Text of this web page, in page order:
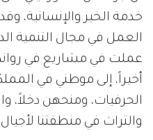
خدمة الخير والإنسانية،
العمل في مجال التنمية
عملت في مشاريع في رواندا
أخيراً، إلى موطني في
الحرفيات، ومنحهن دخلاً،
والتراث في منطقتنا